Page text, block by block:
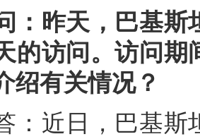
：昨天，巴基斯
的访问。访问期
绍有关情况？
近日，巴基斯